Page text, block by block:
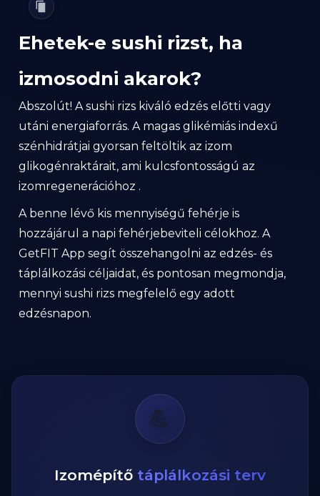
Ehetek-e sushi rizst, ha
izmosodni akarok?
Abszolút! A sushi rizs kiváló edzés előtti vagy
utáni energiaforrás. A magas glikémiás indexű
szénhidrátjai gyorsan feltöltik az izom
glikogénraktárait, ami kulcsfontosságú az
izomregenerációhoz .
A benne lévő kis mennyiségű fehérje is
hozzájárul a napi fehérjebeviteli célokhoz. A
GetFIT App segít összehangolni az edzés- és
táplálkozási céljaidat, és pontosan megmondja,
mennyi sushi rizs megfelelő egy adott
edzésnapon.
💪
Izomépítő táplálkozási terv